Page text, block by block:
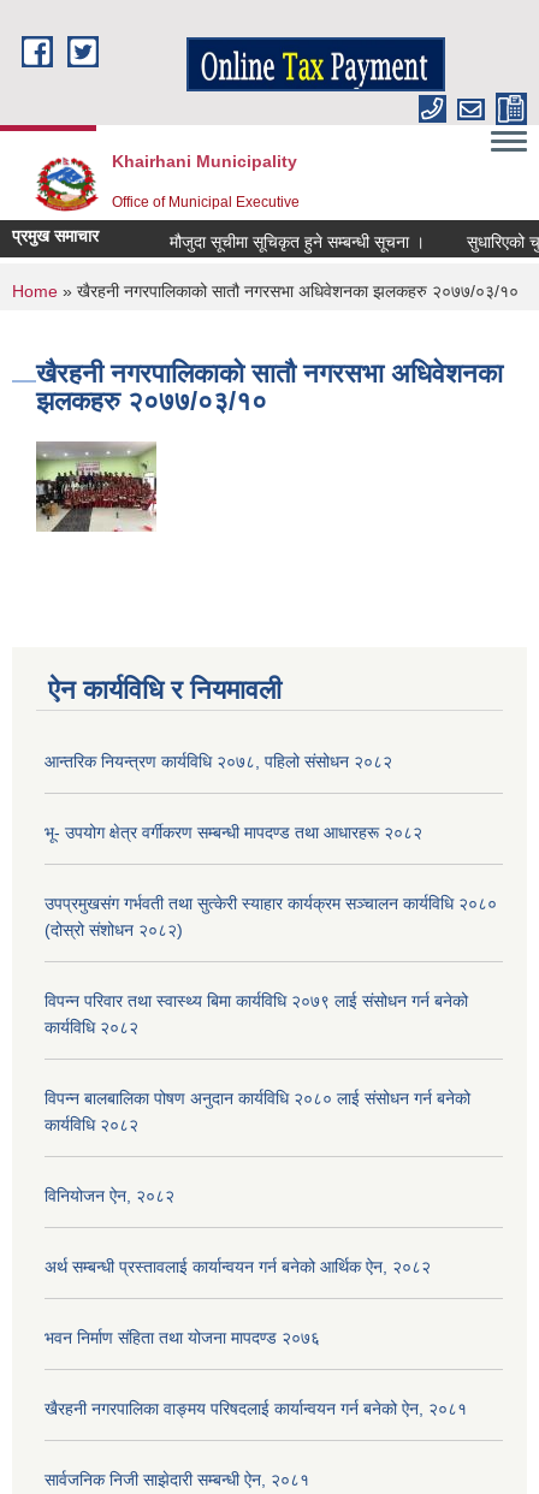
Khairhani Municipality
Office of Municipal Executive
प्रमुख समाचार मौजुदा सूचीमा सूचिकृत हुने सम्बन्धी सूचना । सुधारिएको
You are here
Home » खैरहनी नगरपालिकाको सातौ नगरसभा अधिवेशनका झलकहरु २०७७/०३/१०
खैरहनी नगरपालिकाको सातौ नगरसभा अधिवेशनका
झलकहरु २०७७/०३/१०
ऐन कार्यविधि र नियमावली
आन्तरिक नियन्त्रण कार्यविधि २०७८, पहिलो संसोधन २०८२
भू- उपयोग क्षेत्र वर्गीकरण सम्बन्धी मापदण्ड तथा आधारहरू २०८२
उपप्रमुखसंग गर्भवती तथा सुत्केरी स्याहार कार्यक्रम सञ्चालन कार्यविधि २०८०
(दोस्रो संशोधन २०८२)
विपन्न परिवार तथा स्वास्थ्य बिमा कार्यविधि २०७९ लाई संसोधन गर्न बनेको
कार्यविधि २०८२
विपन्न बालबालिका पोषण अनुदान कार्यविधि २०८० लाई संसोधन गर्न बनेको
कार्यविधि २०८२
विनियोजन ऐन, २०८२
अर्थ सम्बन्धी प्रस्तावलाई कार्यान्वयन गर्न बनेको आर्थिक ऐन, २०८२
भवन निर्माण संहिता तथा योजना मापदण्ड २०७६
खैरहनी नगरपालिका वाङ्मय परिषदलाई कार्यान्वयन गर्न बनेको ऐन, २०८१
सार्वजनिक निजी साझेदारी सम्बन्धी ऐन, २०८१